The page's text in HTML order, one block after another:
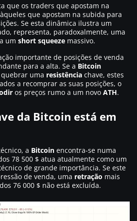
que os traders que apostam na
que apostam na subida para
Se esta dinâmica ilustra um
representa, paradoxalmente, uma
um short squeeze massivo.
importante de posições de venda
para a alta. Se a Bitcoin
uma resistência chave, estes
a recomprar as suas posições, o
os preços rumo a um novo ATH.
da Bitcoin está em
a Bitcoin encontra-se numa
78 500 $ atua atualmente como um
de grande importância. Se este
de venda, uma retração mais
76 000 $ não está excluída.